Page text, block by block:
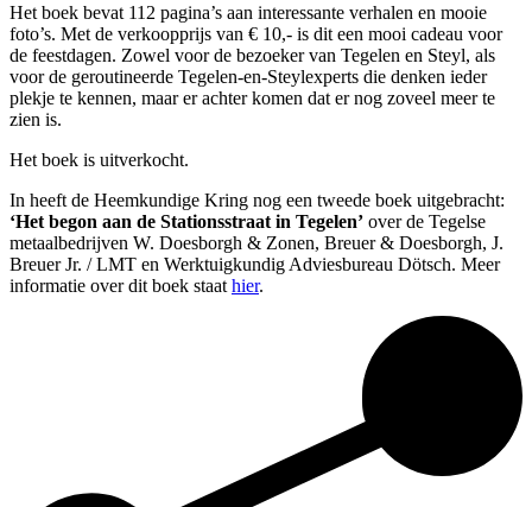
Het boek bevat 112 pagina’s aan interessante verhalen en mooie
foto’s. Met de verkoopprijs van € 10,- is dit een mooi cadeau voor
de feestdagen. Zowel voor de bezoeker van Tegelen en Steyl, als
voor de geroutineerde Tegelen-en-Steylexperts die denken ieder
plekje te kennen, maar er achter komen dat er nog zoveel meer te
zien is.
Het boek is uitverkocht.
In heeft de Heemkundige Kring nog een tweede boek uitgebracht:
‘Het begon aan de Stationsstraat in Tegelen’ over de Tegelse
metaalbedrijven W. Doesborgh & Zonen, Breuer & Doesborgh, J.
Breuer Jr. / LMT en Werktuigkundig Adviesbureau Dötsch. Meer
informatie over dit boek staat hier.